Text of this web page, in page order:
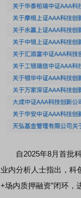
自2025年8月首批科
业内分析人士指出，科
+场内质押融资”闭环，